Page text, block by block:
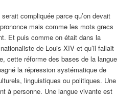
compliquée parce qu’on devait
mais comme les mots grecs
Et puis comme on était dans la
de Louis XIV et qu’il fallait
cette réforme des bases de la langue
la répression systématique de
linguistiques ou politiques. Une
à personne. Une langue vivante est